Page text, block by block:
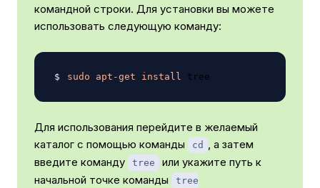
командной строки. Для установки вы можете
использовать следующую команду:
sudo apt-get install
Для использования перейдите в желаемый
каталог с помощью команды
cd , а затем
введите команду
tree
или укажите путь к
начальной точке команды
tree